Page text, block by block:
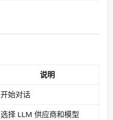
说明
开始对话
选择 LLM 供应商和模型